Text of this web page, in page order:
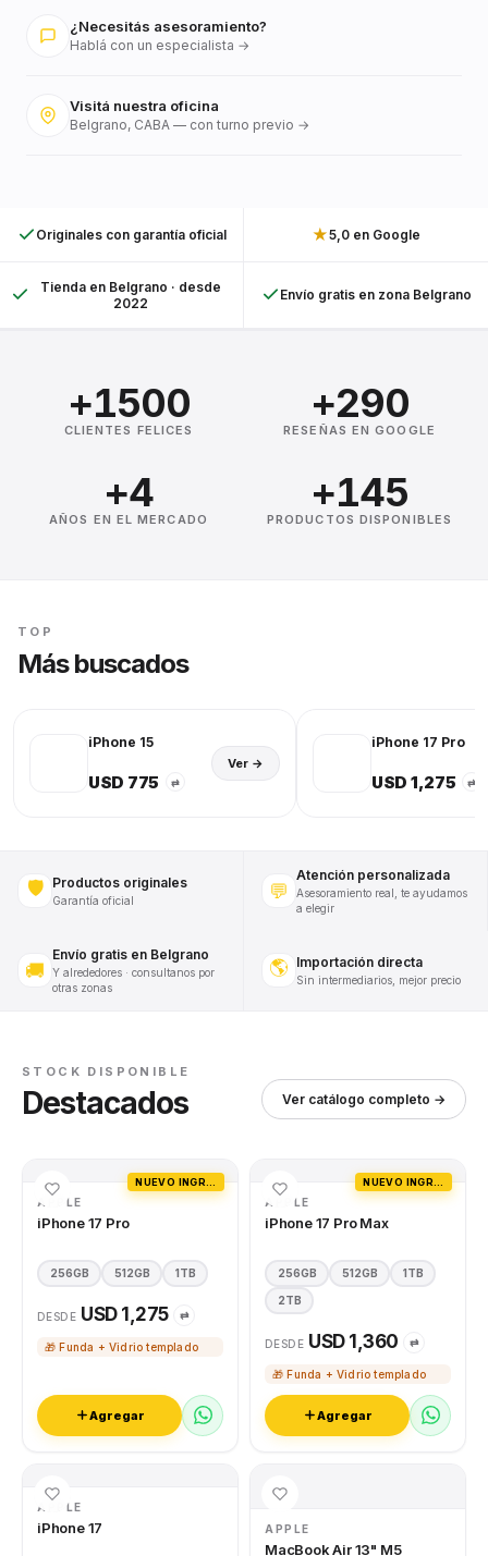
¿Necesitás asesoramiento?
Hablá con un especialista →
Visitá nuestra oficina
Belgrano, CABA — con turno previo →
Originales con garantía oficial ★5,0 en Google
Tienda en Belgrano · desde
2022
Envío gratis en zona Belgrano
+1500
CLIENTES FELICES
+290
RESEÑAS EN GOOGLE
+4
AÑOS EN EL MERCADO
+145
PRODUCTOS DISPONIBLES
TOP
Más buscados
iPhone 15
USD 775 ⇄
Ver →
iPhone 17 Pro
USD 1,275 ⇄
🛡️ Productos originales
Garantía oficial 💬
Atención personalizada
Asesoramiento real, te ayudamos
a elegir
🚚
Envío gratis en Belgrano
Y alrededores · consultanos por
otras zonas
🌎 Importación directa
Sin intermediarios, mejor precio
STOCK DISPONIBLE
Destacados Ver catálogo completo →
APPLE
iPhone 17 Pro
256GB 512GB 1TB
DESDE USD 1,275 ⇄
🎁 Funda + Vidrio templado
Agregar
APPLE
iPhone 17 Pro Max
256GB 512GB 1TB
2TB
DESDE USD 1,360 ⇄
🎁 Funda + Vidrio templado
Agregar
APPLE
iPhone 17 APPLE
MacBook Air 13" M5